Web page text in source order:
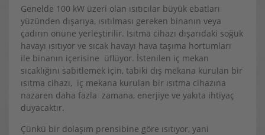
Genelde 100 kW üzeri olan ısıtıcılar büyük ebatları
yüzünden dışarıya, ısıtılması gereken binanın veya
çadırın önüne yerleştirilir. Isıtma cihazı dışarıdaki soğuk
havayı ısıtıyor ve sıcak havayı hava taşıma hortumları
ile binanın içerisine üflüyor. İstenilen iç mekan
sıcaklığını sabitlemek için, tabiki dış mekana kurulan bir
ısıtma cihazı, iç mekana kurulan bir ısıtma cihazına
nazaren daha fazla zamana, enerjiye ve yakıta ihtiyaç
duyacaktır.
Çünkü bir dolaşım prensibine göre ısıtıyor, yani